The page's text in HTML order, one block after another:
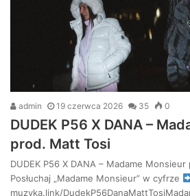
admin 19 czerwca 2026 35 0
DUDEK P56 X DANA –
prod. Matt Tosi
DUDEK P56 X DANA – Madame
Posłuchaj „Madame Monsieur” w cyfrze
muzyka.link/